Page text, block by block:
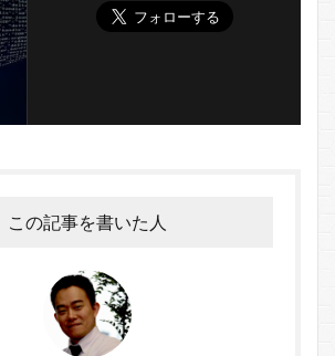
この記事を書いた人